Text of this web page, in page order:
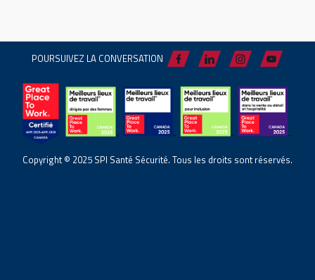
POURSUIVEZ LA CONVERSATION
Copyright © 2025 SPI Santé Sécurité. Tous les droits sont réservés.